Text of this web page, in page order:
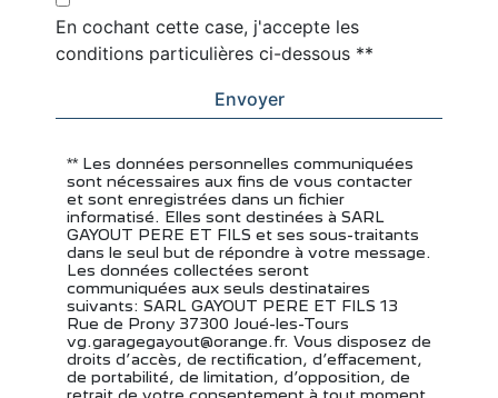
En cochant cette case, j'accepte les
conditions particulières ci-dessous **
Envoyer
** Les données personnelles communiquées
sont nécessaires aux fins de vous contacter
et sont enregistrées dans un fichier
informatisé. Elles sont destinées à SARL
GAYOUT PERE ET FILS et ses sous-traitants
dans le seul but de répondre à votre message.
Les données collectées seront
communiquées aux seuls destinataires
suivants: SARL GAYOUT PERE ET FILS 13
Rue de Prony 37300 Joué-les-Tours
vg.garagegayout@orange.fr. Vous disposez de
droits d’accès, de rectification, d’effacement,
de portabilité, de limitation, d’opposition, de